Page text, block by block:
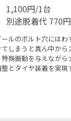
1,100円/1台
別途脱着代 770
ールのボルト穴には
しまうと真ん中から
特殊振動を与えなが
整とタイヤ装着を実現